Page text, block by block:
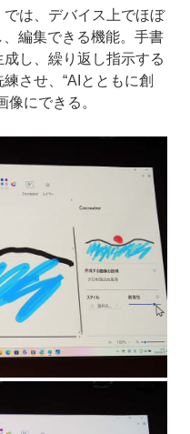
では、デバイス上でほぼ
編集できる機能。手書
し、繰り返し指示する
させ、“AIとともに創
像にできる。